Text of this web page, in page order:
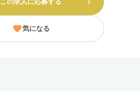
気になる